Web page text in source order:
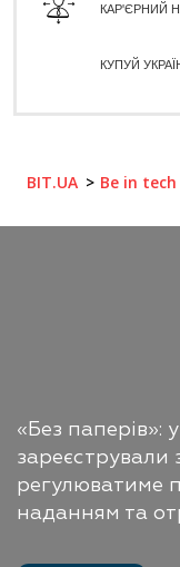
КАР'ЄРНИЙ
КУПУЙ
BIT.UA Be in tech
«Без паперів»:
зареєстрували
регулюватиме
наданням та